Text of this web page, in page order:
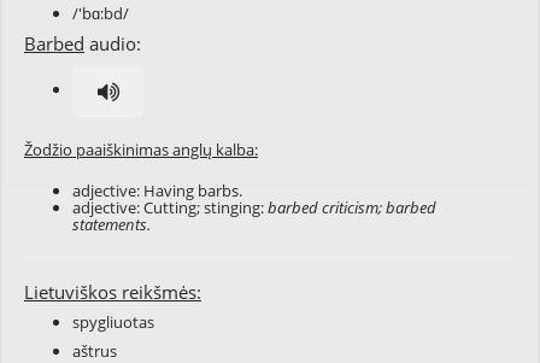
/'bɑ:bd/
Barbed audio:
Žodžio paaiškinimas anglų kalba:
adjective: Having barbs.
adjective: Cutting; stinging:barbed criticism; barbed
statements.
Lietuviškos reikšmės:
spygliuotas
aštrus